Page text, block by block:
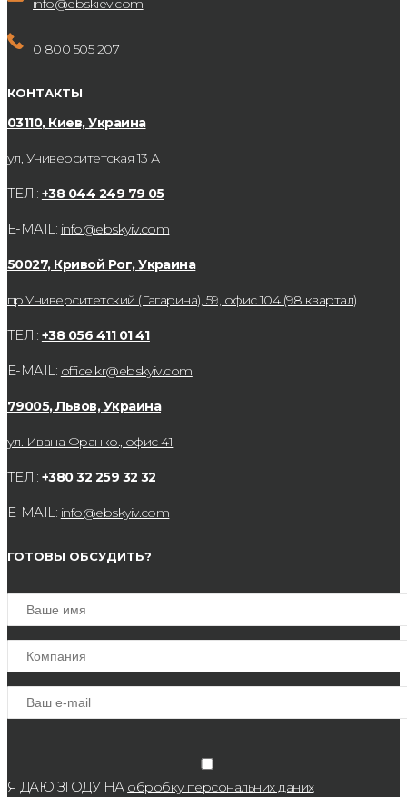
info@ebskiev.com
0 800 505 207
КОНТАКТЫ
03110, Киев, Украина
ул, Университетская 13 А
ТЕЛ.: +38 044 249 79 05
E-MAIL: info@ebskyiv.com
50027, Кривой Рог, Украина
пр.Университетский (Гагарина), 59, офис 104 (98 квартал)
ТЕЛ.: +38 056 411 01 41
E-MAIL: office.kr@ebskyiv.com
79005, Львов, Украина
ул. Ивана Франко., офис 41
ТЕЛ.: +380 32 259 32 32
E-MAIL: info@ebskyiv.com
ГОТОВЫ ОБСУДИТЬ?
Я ДАЮ ЗГОДУ НА обробку персональних даних